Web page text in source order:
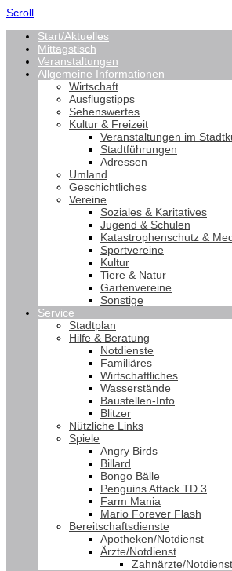
Scroll
Start/Aktuelles
Mittagstisch
Veranstaltungen
Allgemeine Informationen
Wirtschaft
Ausflugstipps
Sehenswertes
Kultur & Freizeit
Veranstaltungen im
Stadtführungen
Adressen
Umland
Geschichtliches
Vereine
Soziales & Karitatives
Jugend & Schulen
Katastrophenschutz &
Sportvereine
Kultur
Tiere & Natur
Gartenvereine
Sonstige
Service
Stadtplan
Hilfe & Beratung
Notdienste
Familiäres
Wirtschaftliches
Wasserstände
Baustellen-Info
Blitzer
Nützliche Links
Spiele
Angry Birds
Billard
Bongo Bälle
Penguins Attack TD 3
Farm Mania
Mario Forever Flash
Bereitschaftsdienste
Apotheken/Notdienst
Ärzte/Notdienst
Zahnärzte/Notdienst